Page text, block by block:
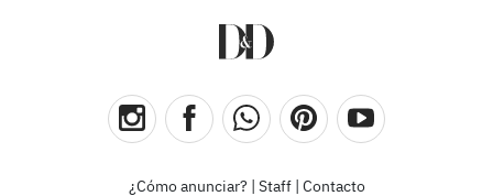
¿Cómo anunciar? Staff| Contacto